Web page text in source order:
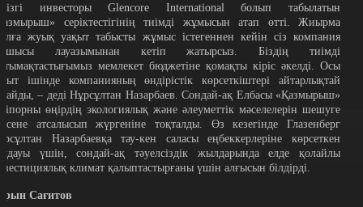
инвесторы Glencore International болып табылатын
серіктестігінің тиімді жұмысын атап өтті. Жиырма
жуық уақыт табысты жұмыс істегеннен кейін сіз компания
лауазымынан кетіп жатырсыз. Біздің тиімді
мемлекет бюджетіне қомақты кіріс әкелді. Осы
ішінде компанияның өндірістік көрсеткіштері айтарлықтай
– деді Нұрсұлтан Назарбаев. Сондай-ақ Елбасы «Қазмырыш»
өңірдің экологиялық және әлеуметтік мәселелерін шешуге
атсалысып жүргеніне тоқталды. Өз кезегінде Глазенберг
Назарбаевқа тау-кен саласы еңбеккерлеріне көрсеткен
үшін, сондай-ақ тәуелсіздік жылдарында елде қолайлы
климат қалыптастырғаны үшін алғысын білдірді.
Сағитов